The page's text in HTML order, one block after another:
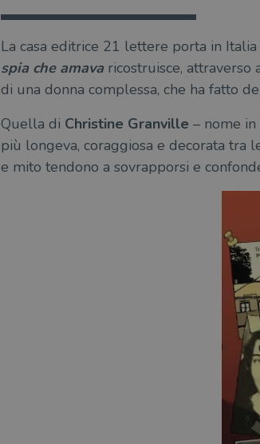
La casa editrice 21 lettere porta in
spia che amavaricostruisce, attraverso
di una donna complessa, che ha fatto
Quella di Christine Granville – nome
più longeva, coraggiosa e decorata tra
e mito tendono a sovrapporsi e